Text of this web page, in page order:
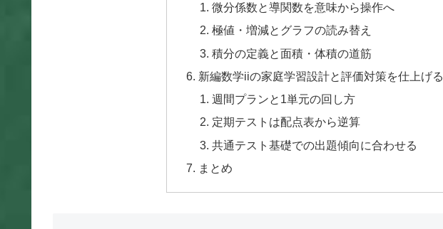
微分係数と導関数を意味から操作へ
極値・増減とグラフの読み替え
積分の定義と面積・体積の道筋
新編数学iiの家庭学習設計と評価対策を仕上げる
週間プランと1単元の回し方
定期テストは配点表から逆算
共通テスト基礎での出題傾向に合わせる
まとめ